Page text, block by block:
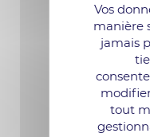
Vos
manière
jamais
tout